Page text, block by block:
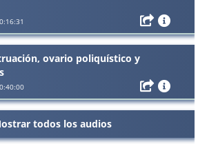
ovario poliquístico y
todos los audios